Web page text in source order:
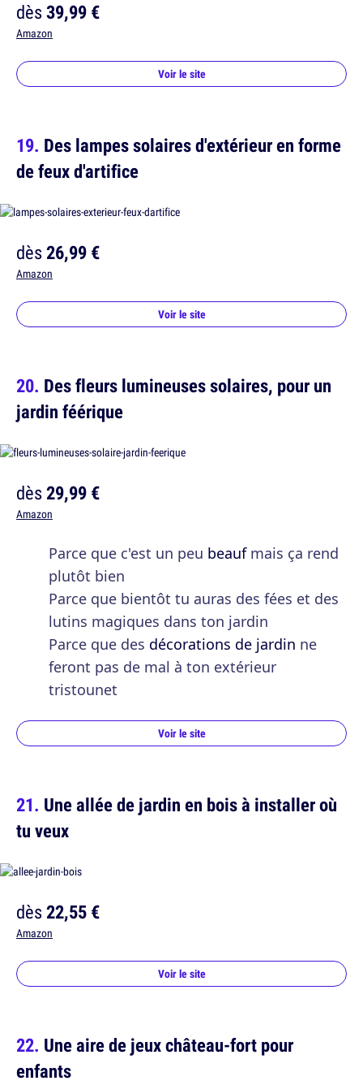
dès39,99 €
Amazon
Voir le site
Des lampes solaires d'extérieur en forme
de feux d'artifice
dès26,99 €
Amazon
Voir le site
Des fleurs lumineuses solaires, pour un
jardin féérique
dès29,99 €
Amazon
Parce que c'est un peu beaufmais ça rend
plutôt bien
Parce que bientôt tu auras des fées et des
lutins magiques dans ton jardin
Parce que des décorations de jardin ne
feront pas de mal à ton extérieur
tristounet
Voir le site
Une allée de jardin en bois à installer où
tu veux
dès22,55 €
Amazon
Voir le site
Une aire de jeux château-fort pour
enfants